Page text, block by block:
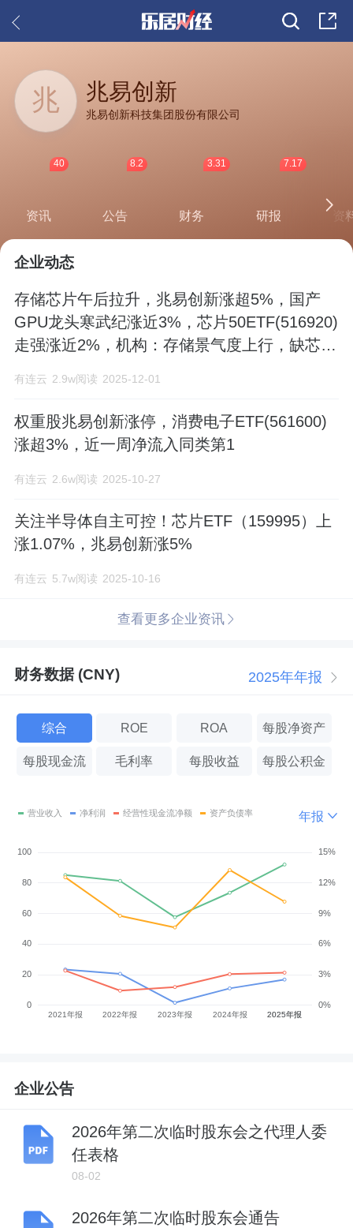
兆 兆易创新
兆易创新科技集团股份有限公司
40
资讯
8.2
公告
3.31
财务
7.17
研报 资
企业动态
存储芯片午后拉升，兆易创新涨超5%，国产
GPU龙头寒武纪涨近3%，芯片50ETF(516920)
走强涨近2%，机构：存储景气度上行，缺芯潮
有连云 2.9w阅读 2025-12-01
权重股兆易创新涨停，消费电子ETF(561600)
涨超3%，近一周净流入同类第1
有连云 2.6w阅读 2025-10-27
关注半导体自主可控！芯片ETF（159995）上
涨1.07%，兆易创新涨5%
有连云 5.7w阅读 2025-10-16
查看更多企业资讯
财务数据 (CNY) 2025年年报
综合 ROE ROA 每股净资产
每股现金流 毛利率 每股收益 每股公积金
年报
企业公告
2026年第二次临时股东会之代理人委
任表格
08-02
2026年第二次临时股东会通告